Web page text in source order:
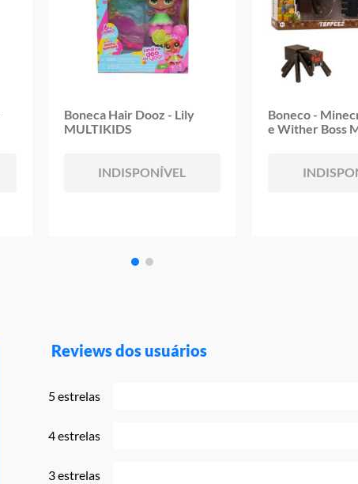
Boneca Hair Dooz - Lily
MULTIKIDS
INDISPONÍVEL
Boneco -
e Wither Boss
Reviews dos usuários
5 estrelas
4 estrelas
3 estrelas